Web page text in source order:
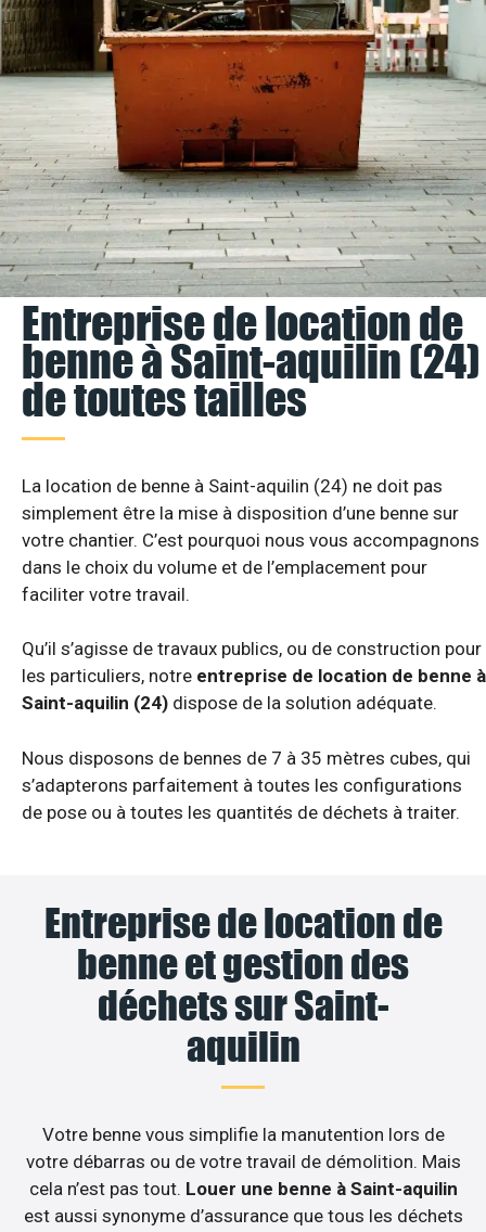
Entreprise de location de
benne à Saint-aquilin (24)
de toutes tailles
La location de benne à Saint-aquilin (24) ne doit pas
simplement être la mise à disposition d’une benne sur
votre chantier. C’est pourquoi nous vous accompagnons
dans le choix du volume et de l’emplacement pour
faciliter votre travail.
Qu’il s’agisse de travaux publics, ou de construction pour
les particuliers, notre entreprise de location de benne à
Saint-aquilin (24) dispose de la solution adéquate.
Nous disposons de bennes de 7 à 35 mètres cubes, qui
s’adapterons parfaitement à toutes les configurations
de pose ou à toutes les quantités de déchets à traiter.
Entreprise de location de
benne et gestion des
déchets sur Saint-
aquilin
Votre benne vous simplifie la manutention lors de
votre débarras ou de votre travail de démolition. Mais
cela n’est pas tout. Louer une benne à Saint-aquilin
est aussi synonyme d’assurance que tous les déchets